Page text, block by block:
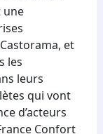
une
et
les
leurs
qui vont
d’acteurs
Confort